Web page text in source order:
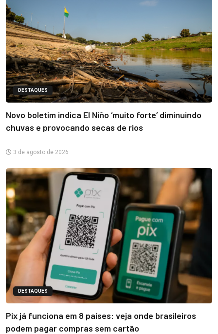
DESTAQUES
Novo boletim indica El Niño ‘muito forte’ diminuindo
chuvas e provocando secas de rios
3 de agosto de 2026
DESTAQUES
Pix já funciona em 8 países: veja onde brasileiros
podem pagar compras sem cartão